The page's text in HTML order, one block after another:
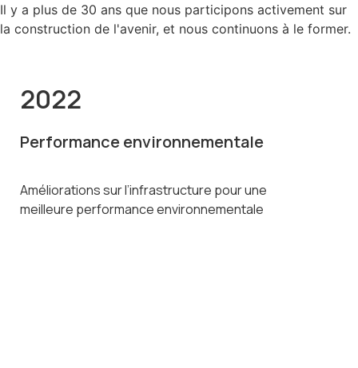
Il y a plus de 30 ans que nous participons activement sur
la construction de l'avenir, et nous continuons à le former.
2022
Performance environnementale
Améliorations sur l’infrastructure pour une
meilleure performance environnementale